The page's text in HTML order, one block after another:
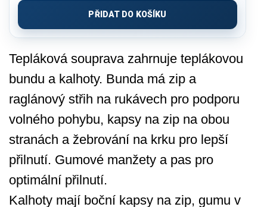
Tepláková souprava zahrnuje teplákovou
bundu a kalhoty. Bunda má zip a
raglánový střih na rukávech pro podporu
volného pohybu, kapsy na zip na obou
stranách a žebrování na krku pro lepší
přilnutí. Gumové manžety a pas pro
optimální přilnutí.
Kalhoty mají boční kapsy na zip, gumu v
cena:
PŘIDAT DO KOŠÍKU